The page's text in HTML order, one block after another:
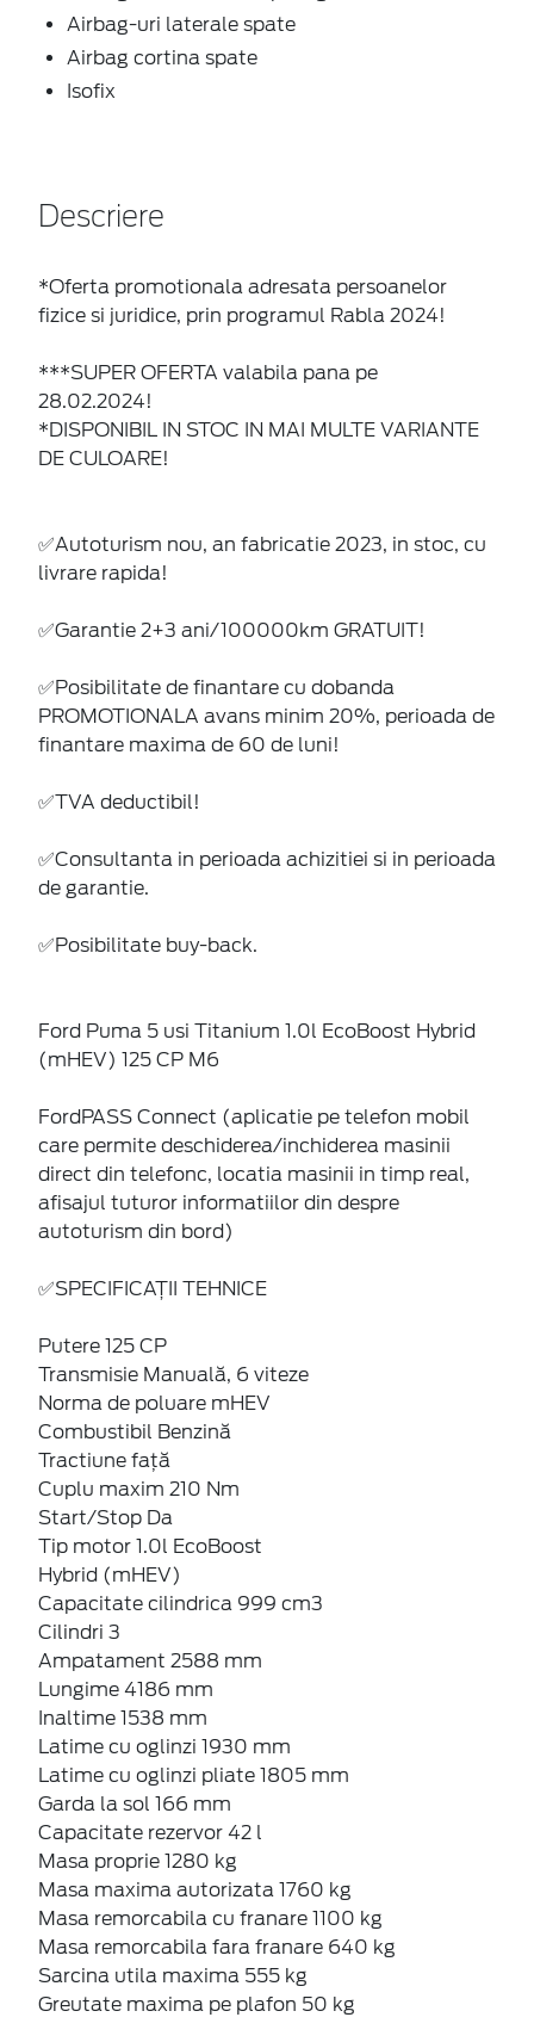
Airbag-uri laterale spate
Airbag cortina spate
Isofix
Descriere
*Oferta promotionala adresata persoanelor
fizice si juridice, prin programul Rabla 2024!
***SUPER OFERTA valabila pana pe
28.02.2024!
*DISPONIBIL IN STOC IN MAI MULTE VARIANTE
DE CULOARE!
✅Autoturism nou, an fabricatie 2023, in stoc, cu
livrare rapida!
✅Garantie 2+3 ani/100000km GRATUIT!
✅Posibilitate de finantare cu dobanda
PROMOTIONALA avans minim 20%, perioada de
finantare maxima de 60 de luni!
✅TVA deductibil!
✅Consultanta in perioada achizitiei si in perioada
de garantie.
✅Posibilitate buy-back.
Ford Puma 5 usi Titanium 1.0l EcoBoost Hybrid
(mHEV) 125 CP M6
FordPASS Connect (aplicatie pe telefon mobil
care permite deschiderea/inchiderea masinii
direct din telefonc, locatia masinii in timp real,
afisajul tuturor informatiilor din despre
autoturism din bord)
✅SPECIFICAȚII TEHNICE
Putere 125 CP
Transmisie Manuală, 6 viteze
Norma de poluare mHEV
Combustibil Benzină
Tractiune faţă
Cuplu maxim 210 Nm
Start/Stop Da
Tip motor 1.0l EcoBoost
Hybrid (mHEV)
Capacitate cilindrica 999 cm3
Cilindri 3
Ampatament 2588 mm
Lungime 4186 mm
Inaltime 1538 mm
Latime cu oglinzi 1930 mm
Latime cu oglinzi pliate 1805 mm
Garda la sol 166 mm
Capacitate rezervor 42 l
Masa proprie 1280 kg
Masa maxima autorizata 1760 kg
Masa remorcabila cu franare 1100 kg
Masa remorcabila fara franare 640 kg
Sarcina utila maxima 555 kg
Greutate maxima pe plafon 50 kg